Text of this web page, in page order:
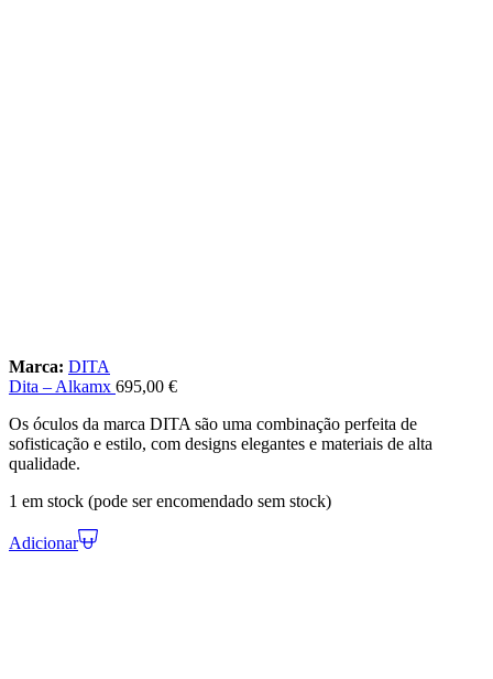
Marca: DITA
Dita – Alkamx 695,00 €
Os óculos da marca DITA são uma combinação perfeita de
sofisticação e estilo, com designs elegantes e materiais de alta
qualidade.
1 em stock (pode ser encomendado sem stock)
Adicionar